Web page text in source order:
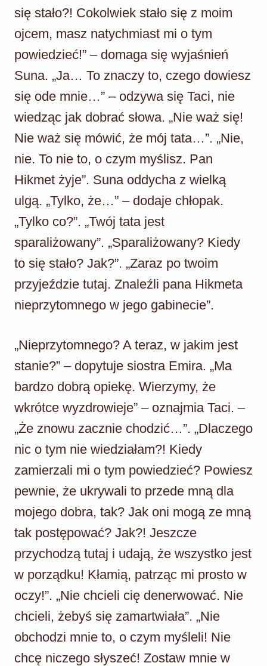
się stało?! Cokolwiek stało się z moim
ojcem, masz natychmiast mi o tym
powiedzieć!” – domaga się wyjaśnień
Suna. „Ja… To znaczy to, czego dowiesz
się ode mnie…” – odzywa się Taci, nie
wiedząc jak dobrać słowa. „Nie waż się!
Nie waż się mówić, że mój tata…”. „Nie,
nie. To nie to, o czym myślisz. Pan
Hikmet żyje”. Suna oddycha z wielką
ulgą. „Tylko, że…” – dodaje chłopak.
„Tylko co?”. „Twój tata jest
sparaliżowany”. „Sparaliżowany? Kiedy
to się stało? Jak?”. „Zaraz po twoim
przyjeździe tutaj. Znaleźli pana Hikmeta
nieprzytomnego w jego gabinecie”.
„Nieprzytomnego? A teraz, w jakim jest
stanie?” – dopytuje siostra Emira. „Ma
bardzo dobrą opiekę. Wierzymy, że
wkrótce wyzdrowieje” – oznajmia Taci. –
„Że znowu zacznie chodzić…”. „Dlaczego
nic o tym nie wiedziałam?! Kiedy
zamierzali mi o tym powiedzieć? Powiesz
pewnie, że ukrywali to przede mną dla
mojego dobra, tak? Jak oni mogą ze mną
tak postępować? Jak?! Jeszcze
przychodzą tutaj i udają, że wszystko jest
w porządku! Kłamią, patrząc mi prosto w
oczy!”. „Nie chcieli cię denerwować. Nie
chcieli, żebyś się zamartwiała”. „Nie
obchodzi mnie to, o czym myśleli! Nie
chcę niczego słyszeć! Zostaw mnie w